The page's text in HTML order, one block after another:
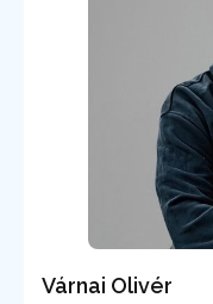
Várnai Olivér